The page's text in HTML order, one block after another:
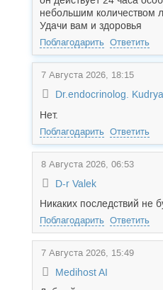
небольшим количеством
Удачи вам и здоровья
Поблагодарить Ответить
7 Августа 2026, 18:15
Dr.endocrinolog.
Нет.
Поблагодарить Ответить
8 Августа 2026, 06:53
D-r Valek
Никаких последствий не
Поблагодарить Ответить
7 Августа 2026, 15:49
Medihost AI